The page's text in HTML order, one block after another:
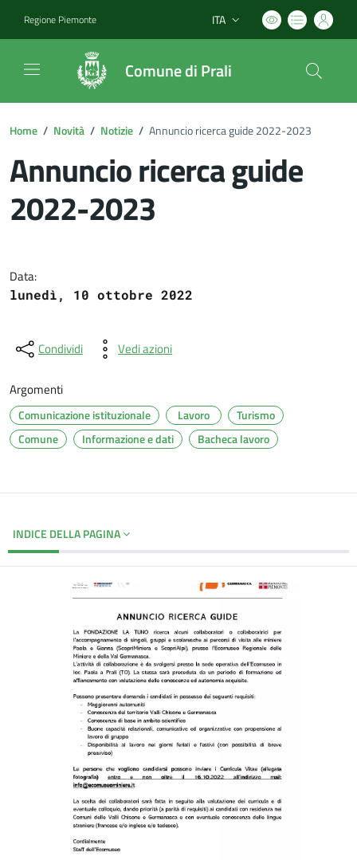
Regione Piemonte Lingua attiva:
ITA
Comune di Prali
Home / Novità / Notizie / Annuncio ricerca guide 2022-2023
Annuncio ricerca guide
2022-2023
Data:
lunedì, 10 ottobre 2022
Condividi Vedi azioni
Argomenti
Comunicazione istituzionale Lavoro
Turismo
Comune
Informazione e dati Bacheca lavoro
INDICE DELLA PAGINA